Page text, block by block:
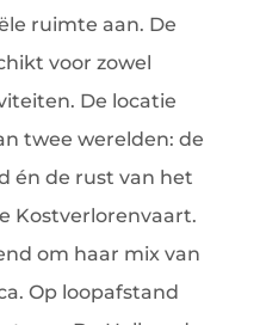
ruimte aan. De
voor zowel
De locatie
twee werelden: de
én de rust van het
Kostverlorenvaart.
om haar mix van
Op loopafstand